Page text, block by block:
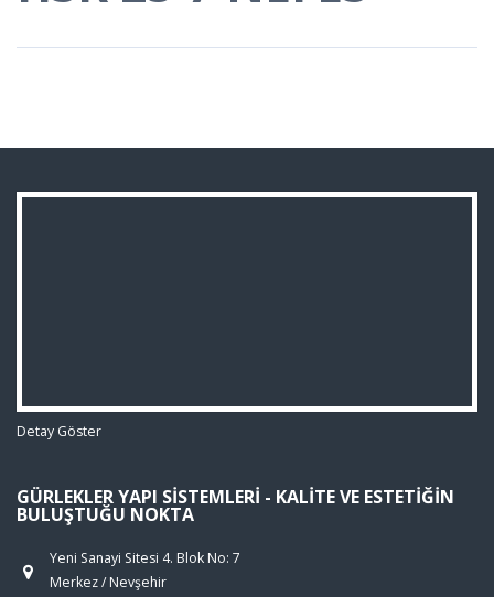
Detay Göster
GÜRLEKLER YAPI SISTEMLERI - KALITE VE ESTETIĞIN
BULUŞTUĞU NOKTA
Yeni Sanayi Sitesi 4. Blok No: 7
Merkez / Nevşehir